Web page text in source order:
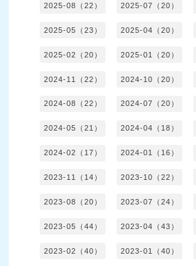
2025-08（22） 2025-07（20）
2025-05（23） 2025-04（20）
2025-02（20） 2025-01（20）
2024-11（22） 2024-10（20）
2024-08（22） 2024-07（20）
2024-05（21） 2024-04（18）
2024-02（17） 2024-01（16）
2023-11（14） 2023-10（22）
2023-08（20） 2023-07（24）
2023-05（44） 2023-04（43）
2023-02（40） 2023-01（40）